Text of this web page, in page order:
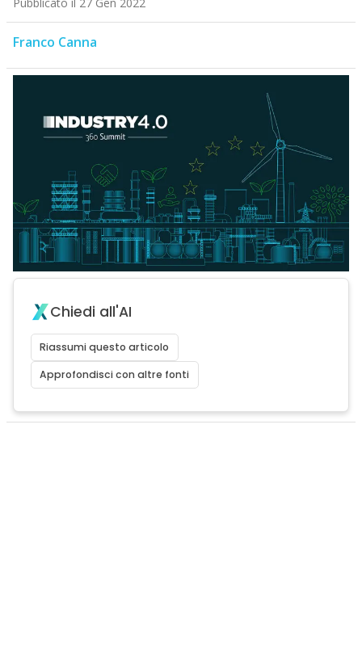
Franco Canna
Chiedi all'AI
Riassumi questo articolo
Approfondisci con altre fonti